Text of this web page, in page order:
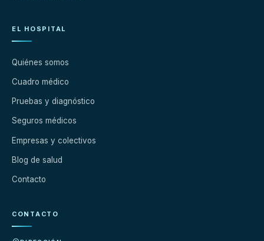
EL HOSPITAL
Quiénes somos
Cuadro médico
Pruebas y diagnóstico
Seguros médicos
Empresas y colectivos
Blog de salud
Contacto
CONTACTO